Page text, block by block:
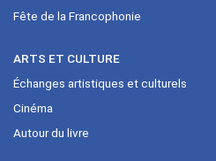
Fête de la Francophonie
ARTS ET CULTURE
Échanges artistiques et culturels
Cinéma
Autour du livre